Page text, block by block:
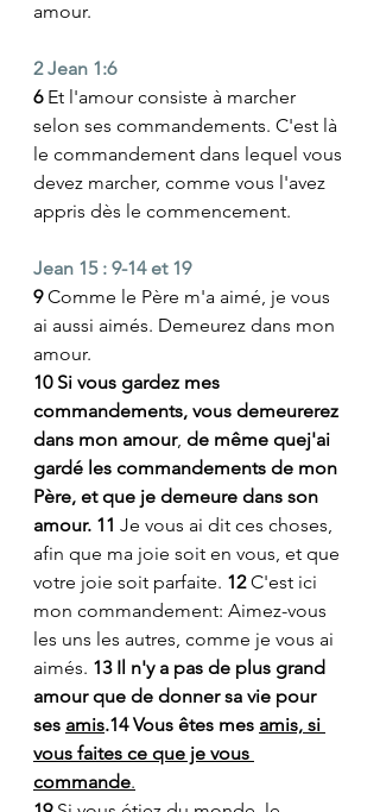
amour.
2 Jean 1:6
6 Et l'amour consiste à marcher
selon ses commandements. C'est là
le commandement dans lequel vous
devez marcher, comme vous l'avez
appris dès le commencement.
Jean 15 : 9-14 et 19
9 Comme le Père m'a aimé, je vous
ai aussi aimés. Demeurez dans mon
amour.
10 Si vous gardez mes
commandements, vous demeurerez
dans mon amour, de même quej'ai
gardé les commandements de mon
Père, et que je demeure dans son
amour. 11 Je vous ai dit ces choses,
afin que ma joie soit en vous, et que
votre joie soit parfaite. 12 C'est ici
mon commandement: Aimez-vous
les uns les autres, comme je vous ai
aimés. 13 Il n'y a pas de plus grand
amour que de donner sa vie pour
ses amis.14 Vous êtes mes amis, si
vous faites ce que je vous
commande.